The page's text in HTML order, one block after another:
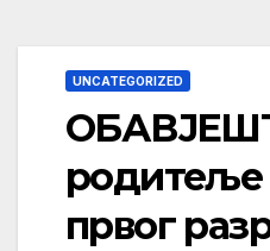
UNCATEGORIZED
родитеље
првог